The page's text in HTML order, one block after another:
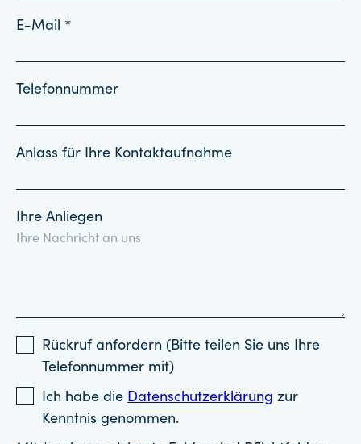
E-Mail *
Telefonnummer
Anlass für Ihre Kontaktaufnahme
Ihre Anliegen
Rückruf anfordern (Bitte teilen Sie uns Ihre
Telefonnummer mit)
Ich habe die Datenschutzerklärung zur
Kenntnis genommen.